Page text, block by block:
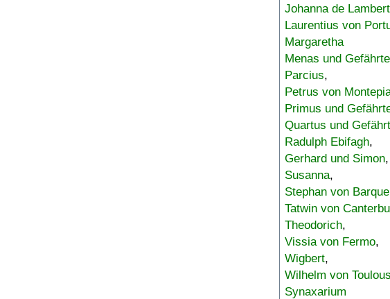
Johanna de
Laurentius von
Margaretha
Menas und
Parcius,
Petrus von
Primus und
Quartus und
Radulph Ebifagh,
Gerhard und Simon,
Susanna,
Stephan von
Tatwin von
Theodorich,
Vissia von Fermo,
Wigbert,
Wilhelm von
Synaxarium